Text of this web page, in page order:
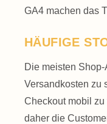
GA4 machen das
HÄUFIGE
Die meisten
Versand­kosten zu
Checkout mobil
daher die